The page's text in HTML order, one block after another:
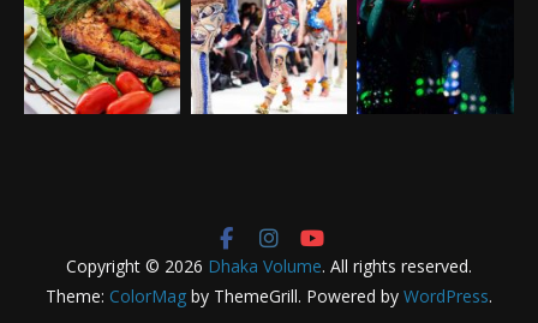
Copyright © 2026 Dhaka Volume. All rights reserved.
Theme: ColorMag by ThemeGrill. Powered by WordPress.